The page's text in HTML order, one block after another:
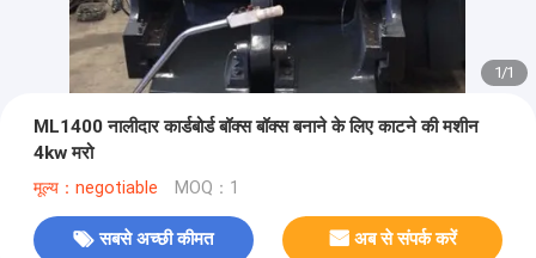
1/1
ML1400 नालीदार कार्डबोर्ड बॉक्स बॉक्स बनाने के लिए काटने की मशीन
4kw मरो
मूल्य：negotiable MOQ：1
सबसे अच्छी कीमत अब से संपर्क करें